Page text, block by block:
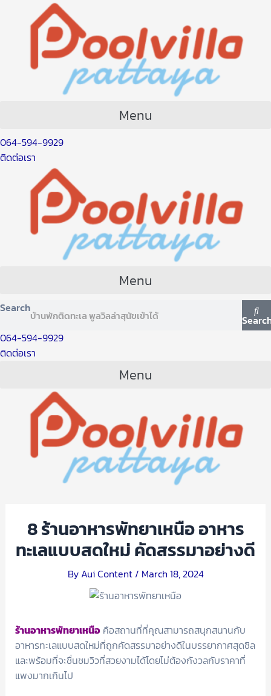
Menu
064-594-9929
ติดต่อเรา
Menu
Search
064-594-9929
ติดต่อเรา
Menu
8 ร้านอาหารพัทยาเหนือ อาหาร
ทะเลแบบสดใหม่ คัดสรรมาอย่างดี
By Aui Content / March 18, 2024
ร้านอาหารพัทยาเหนือคือสถานที่ที่คุณสามารถสนุกสนานกับ
อาหารทะเลแบบสดใหม่ที่ถูกคัดสรรมาอย่างดีในบรรยากาศสุดชิล
และพร้อมที่จะชื่นชมวิวที่สวยงามได้โดยไม่ต้องกังวลกับราคาที่
แพงมากเกินไป
Post
navigation